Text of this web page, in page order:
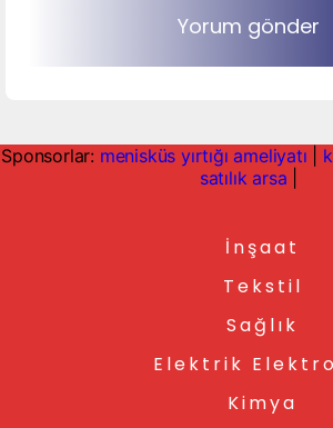
Sponsorlar: menisküs yırtığı ameliyatı
satılık arsa
İnşaat
Tekstil
Sağlık
Elektrik
Kimya